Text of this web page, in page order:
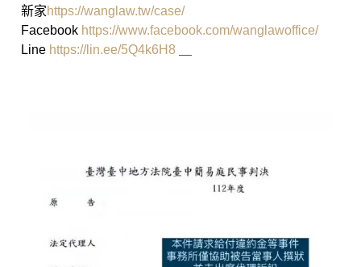
新家https://wanglaw.tw/case/
Facebook https://www.facebook.com/wanglawoffice/
Line https://lin.ee/5Q4k6H8